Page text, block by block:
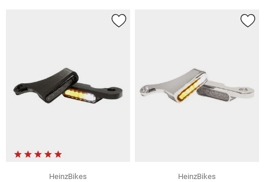
HeinzBikes
HeinzBikes